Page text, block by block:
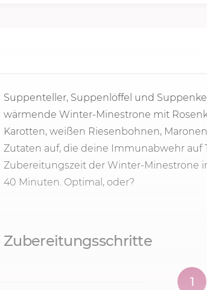
Suppenteller, Suppenlöffel und
wärmende Winter-Minestrone mit
Karotten, weißen Riesenbohnen,
Zutaten auf, die deine Immunabwehr auf
Zubereitungszeit der Winter-Minestrone
40 Minuten. Optimal, oder?
Zubereitungsschritte
1